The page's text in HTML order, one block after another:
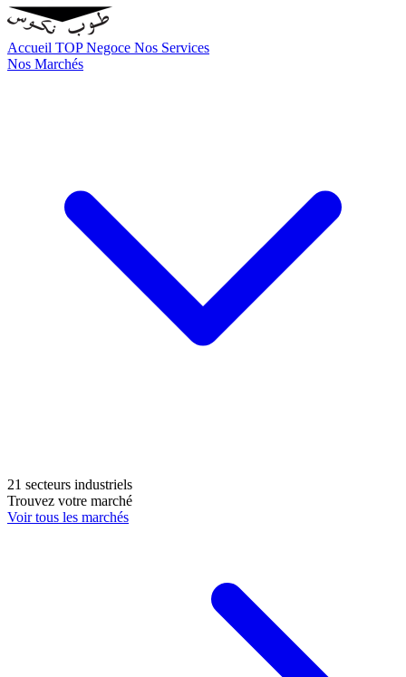
Accueil TOP Negoce Nos Services
Nos Marchés
21 secteurs industriels
Trouvez votre marché
Voir tous les marchés